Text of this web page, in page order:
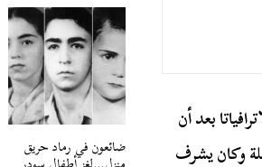
ضائعون في رماد حريق
بعد أن
وكان يشرف